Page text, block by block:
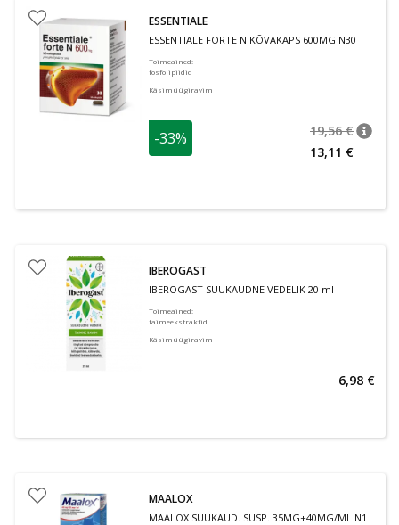
ESSENTIALE
ESSENTIALE FORTE N KÕVAKAPS 600MG N30
Toimeained:
fosfolipiidid
Käsimüügiravim
-33% 19,56 €
13,11 €
IBEROGAST
IBEROGAST SUUKAUDNE VEDELIK 20 ml
Toimeained:
taimeekstraktid
Käsimüügiravim
6,98 €
MAALOX
MAALOX SUUKAUD. SUSP. 35MG+40MG/ML N1